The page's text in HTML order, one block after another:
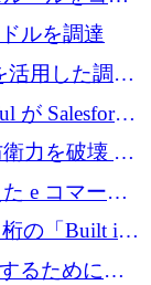
ルを調達
活用した調達
ムを構築
が Salesforce
衛力を破壊 —
アップがそ
e コマース
で 400 万ド
桁の「Built in
るために